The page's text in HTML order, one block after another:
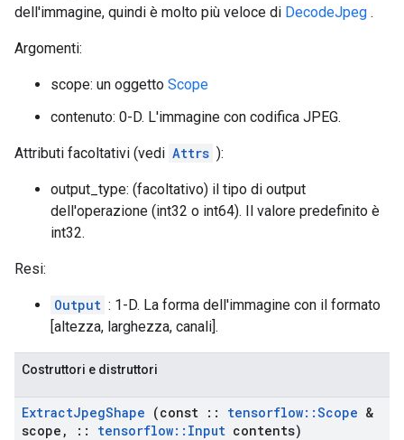
dell'immagine, quindi è molto più veloce di DecodeJpeg .
Argomenti:
scope: un oggetto Scope
contenuto: 0-D. L'immagine con codifica JPEG.
Attributi facoltativi (vedi Attrs ):
output_type: (facoltativo) il tipo di output
dell'operazione (int32 o int64). Il valore predefinito è
int32.
Resi:
Output : 1-D. La forma dell'immagine con il formato
[altezza, larghezza, canali].
Costruttori e distruttori
ExtractJpegShape (const :: tensorflow::Scope &
scope , :: tensorflow:: Input contents)